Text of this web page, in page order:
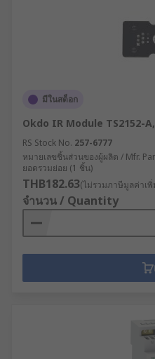
มีในสต็อก
Okdo IR Module TS2152-
RS Stock No. 257-6777
หมายเลขชิ้นส่วนของผู้ผลิต / Mfr.
ยอดรวมย่อย (1 ชิ้น)
THB182.63(ไม่รวมภาษีมูลค่าเพิ่
จำนวน / Quantity